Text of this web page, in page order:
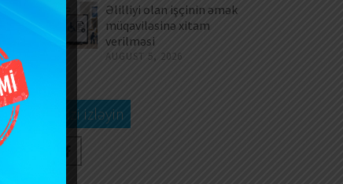
Əlilliyi olan işçinin əmək
müqaviləsinə xitam
verilməsi
AUGUST 5, 2026
Bizi izləyin